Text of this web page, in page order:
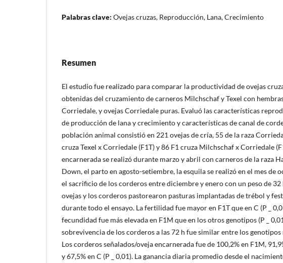
Palabras clave: Ovejas cruzas, Reproducción, Lana, Crecimiento
Resumen
El estudio fue realizado para comparar la productividad de ovejas
obtenidas del cruzamiento de carneros Milchschaf y Texel con
Corriedale, y ovejas Corriedale puras. Evaluó las características
de producción de lana y crecimiento y características de canal de
población animal consistió en 221 ovejas de cría, 55 de la raza
cruza Texel x Corriedale (F1T) y 86 F1 cruza Milchschaf x Corriedale
encarnerada se realizó durante marzo y abril con carneros de la raza
Down, el parto en agosto-setiembre, la esquila se realizó en el mes de
el sacrificio de los corderos entre diciembre y enero con un peso de 32
ovejas y los corderos pastorearon pasturas implantadas de trébol y
durante todo el ensayo. La fertilidad fue mayor en F1T que en C (P _
fecundidad fue más elevada en F1M que en los otros genotipos (P _
sobrevivencia de los corderos a las 72 h fue similar entre los genotipos
Los corderos señalados/oveja encarnerada fue de 100,2% en F1M,
y 67,5% en C (P _ 0,01). La ganancia diaria promedio desde el